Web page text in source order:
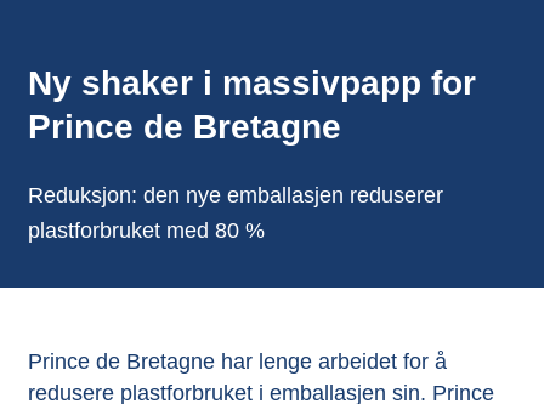
Ny shaker i massivpapp for
Prince de Bretagne
Reduksjon: den nye emballasjen reduserer
plastforbruket med 80 %
Prince de Bretagne har lenge arbeidet for å
redusere plastforbruket i emballasjen sin. Prince